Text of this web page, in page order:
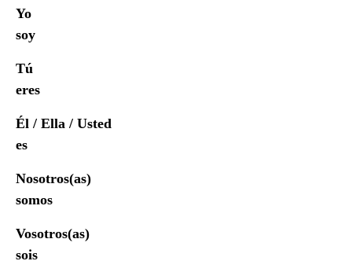
Yo
soy
Tú
eres
Él / Ella / Usted
es
Nosotros(as)
somos
Vosotros(as)
sois